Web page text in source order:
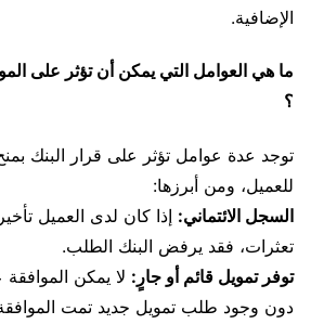
الإضافية.
ما هي العوامل التي يمكن أن تؤثر على
؟
توجد عدة عوامل تؤثر على قرار البنك
للعميل، ومن أبرزها:
السجل الائتماني: إذا كان لدى العميل
تعثرات، فقد يرفض البنك الطلب.
توفر تمويل قائم أو جارٍ: لا يمكن
دون وجود طلب تمويل جديد تمت